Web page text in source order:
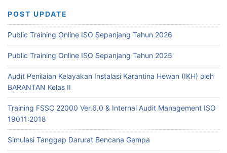
POST UPDATE
Public Training Online ISO Sepanjang Tahun 2026
Public Training Online ISO Sepanjang Tahun 2025
Audit Penilaian Kelayakan Instalasi Karantina Hewan (IKH) oleh
BARANTAN Kelas II
Training FSSC 22000 Ver.6.0 & Internal Audit Management ISO
19011:2018
Simulasi Tanggap Darurat Bencana Gempa